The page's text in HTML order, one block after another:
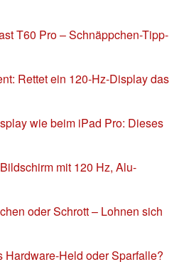
T60 Pro – Schnäppchen-Tipp-
Rettet ein 120-Hz-Display das
wie beim iPad Pro: Dieses
mit 120 Hz, Alu-
oder Schrott – Lohnen sich
Hardware-Held oder Sparfalle?